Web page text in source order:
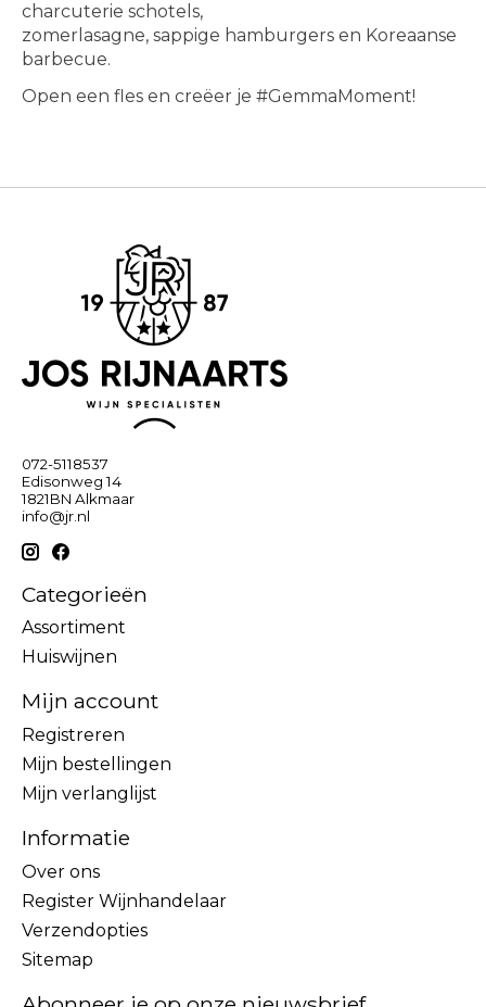
charcuterie schotels,
zomerlasagne, sappige hamburgers en Koreaanse
barbecue.
Open een fles en creëer je #GemmaMoment!
072-5118537
Edisonweg 14
1821BN Alkmaar
info@jr.nl
Categorieën
Assortiment
Huiswijnen
Mijn account
Registreren
Mijn bestellingen
Mijn verlanglijst
Informatie
Over ons
Register Wijnhandelaar
Verzendopties
Sitemap